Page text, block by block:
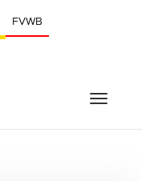
FVWB
Toggle